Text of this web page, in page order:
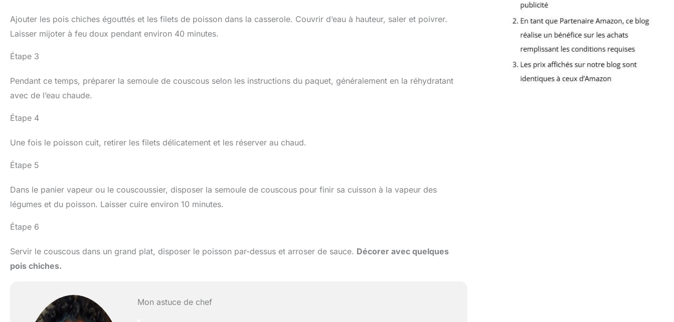
Ajouter les pois chiches égouttés et les filets de poisson dans la casserole. Couvrir d’eau à hauteur, saler et poivrer.
Laisser mijoter à feu doux pendant environ 40 minutes.
Étape 3
Pendant ce temps, préparer la semoule de couscous selon les instructions du paquet, généralement en la réhydratant
avec de l’eau chaude.
Étape 4
Une fois le poisson cuit, retirer les filets délicatement et les réserver au chaud.
Étape 5
Dans le panier vapeur ou le couscoussier, disposer la semoule de couscous pour finir sa cuisson à la vapeur des
légumes et du poisson. Laisser cuire environ 10 minutes.
Étape 6
Servir le couscous dans un grand plat, disposer le poisson par-dessus et arroser de sauce. Décorer avec quelques
pois chiches.
Mon astuce de chef